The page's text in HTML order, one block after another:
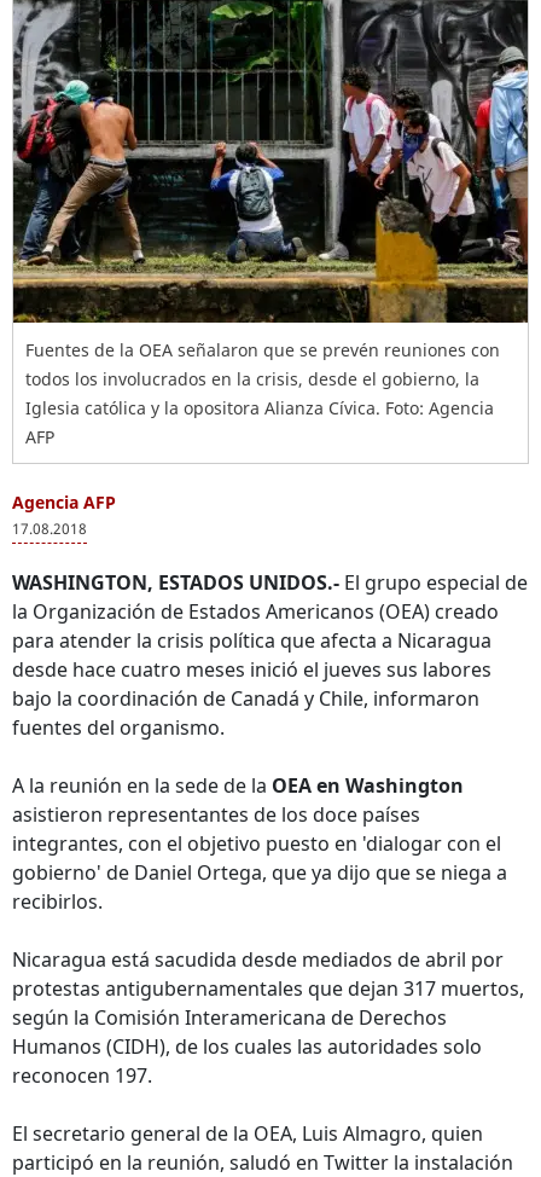
Fuentes de la OEA señalaron que se prevén reuniones con
todos los involucrados en la crisis, desde el gobierno, la
Iglesia católica y la opositora Alianza Cívica. Foto: Agencia
AFP
Agencia AFP
17.08.2018
WASHINGTON, ESTADOS UNIDOS.- El grupo especial de
la Organización de Estados Americanos (OEA) creado
para atender la crisis política que afecta a Nicaragua
desde hace cuatro meses inició el jueves sus labores
bajo la coordinación de Canadá y Chile, informaron
fuentes del organismo.
A la reunión en la sede de la OEA en Washington
asistieron representantes de los doce países
integrantes, con el objetivo puesto en 'dialogar con el
gobierno' de Daniel Ortega, que ya dijo que se niega a
recibirlos.
Nicaragua está sacudida desde mediados de abril por
protestas antigubernamentales que dejan 317 muertos,
según la Comisión Interamericana de Derechos
Humanos (CIDH), de los cuales las autoridades solo
reconocen 197.
El secretario general de la OEA, Luis Almagro, quien
participó en la reunión, saludó en Twitter la instalación